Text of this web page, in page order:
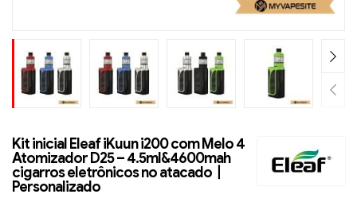
Kit inicial Eleaf iKuun i200 com Melo 4
Atomizador D25 – 4.5ml&4600mah
cigarros eletrônicos no atacado丨
Personalizado